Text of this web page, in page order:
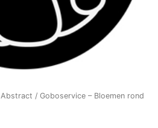
Abstract / Goboservice – Bloemen rond